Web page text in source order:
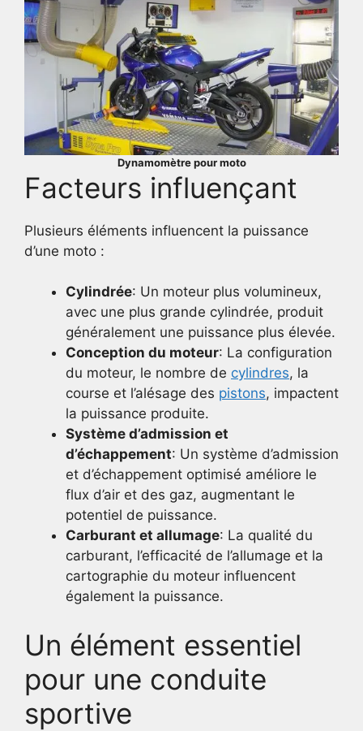
Dynamomètre pour moto
Facteurs influençant
Plusieurs éléments influencent la puissance
d’une moto :
Cylindrée: Un moteur plus volumineux,
avec une plus grande cylindrée, produit
généralement une puissance plus élevée.
Conception du moteur: La configuration
du moteur, le nombre de cylindres, la
course et l’alésage des pistons, impactent
la puissance produite.
Système d’admission et
d’échappement: Un système d’admission
et d’échappement optimisé améliore le
flux d’air et des gaz, augmentant le
potentiel de puissance.
Carburant et allumage: La qualité du
carburant, l’efficacité de l’allumage et la
cartographie du moteur influencent
également la puissance.
Un élément essentiel
pour une conduite
sportive